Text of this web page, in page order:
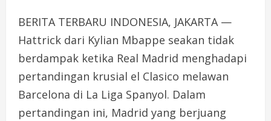
BERITA TERBARU INDONESIA, JAKARTA —
Hattrick dari Kylian Mbappe seakan tidak
berdampak ketika Real Madrid menghadapi
pertandingan krusial el Clasico melawan
Barcelona di La Liga Spanyol. Dalam
pertandingan ini, Madrid yang berjuang